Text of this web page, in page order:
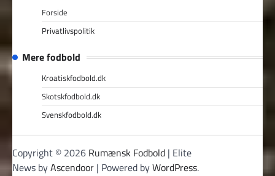
Forside
Privatlivspolitik
Mere fodbold
Kroatiskfodbold.dk
Skotskfodbold.dk
Svenskfodbold.dk
Copyright © 2026 Rumænsk Fodbold | Elite
News byAscendoor | Powered byWordPress.